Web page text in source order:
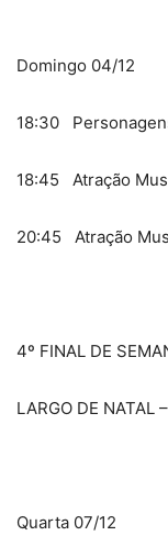
Domingo 04/12
18:30
18:45 Atração
20:45 Atração
4º FINAL DE
LARGO DE
Quarta 07/12